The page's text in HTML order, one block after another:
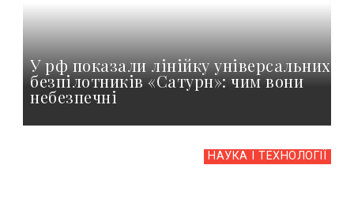
У рф показали лінійку універсальних
безпілотників «Сатурн»: чим вони
небезпечні
НАУКА І ТЕХНОЛОГІЇ